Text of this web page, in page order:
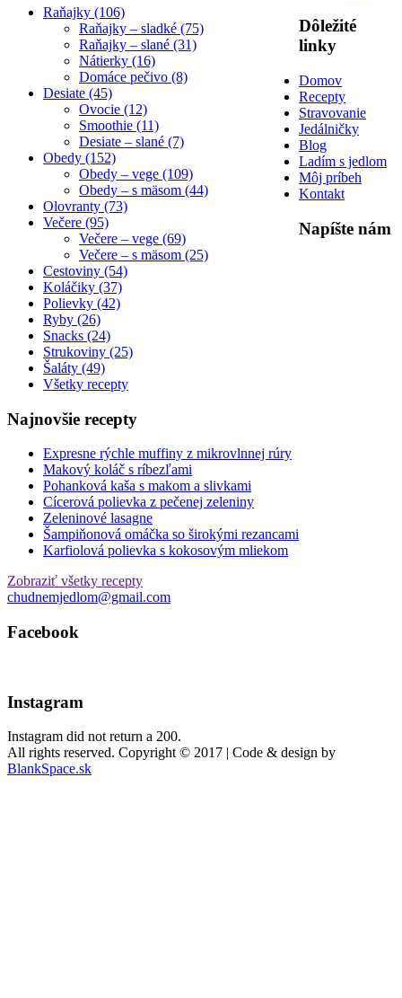
Raňajky (106)
Raňajky – sladké (75)
Raňajky – slané (31)
Nátierky (16)
Domáce pečivo (8)
Desiate (45)
Ovocie (12)
Smoothie (11)
Desiate – slané (7)
Obedy (152)
Obedy – vege (109)
Obedy – s mäsom (44)
Olovranty (73)
Večere (95)
Večere – vege (69)
Večere – s mäsom (25)
Cestoviny (54)
Koláčiky (37)
Polievky (42)
Ryby (26)
Snacks (24)
Strukoviny (25)
Šaláty (49)
Všetky recepty
Najnovšie recepty
Expresne rýchle muffiny z mikrovlnnej rúry
Makový koláč s ríbezľami
Pohanková kaša s makom a slivkami
Cícerová polievka z pečenej zeleniny
Zeleninové lasagne
Šampiňonová omáčka so širokými rezancami
Karfiolová polievka s kokosovým mliekom
Zobraziť všetky recepty
Dôležité
linky
Domov
Recepty
Stravovanie
Jedálničky
Blog
Ladím s jedlom
Môj príbeh
Kontakt
Napíšte nám
chudnemjedlom@gmail.com
Facebook
Instagram
Instagram did not return a 200.
All rights reserved. Copyright © 2017 | Code & design by
BlankSpace.sk